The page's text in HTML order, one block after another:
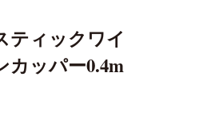
ティックワイ
カッパー0.4m